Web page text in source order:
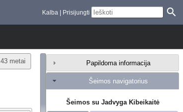
Kalba Prisijungti
43 metai Papildoma informacija
Šeimos navigatorius
Šeimos su Jadvyga Kibeikaitė